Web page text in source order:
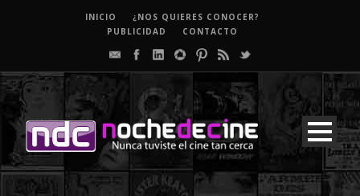
INICIO
¿NOS QUIERES CONOCER?
PUBLICIDAD
CONTACTO